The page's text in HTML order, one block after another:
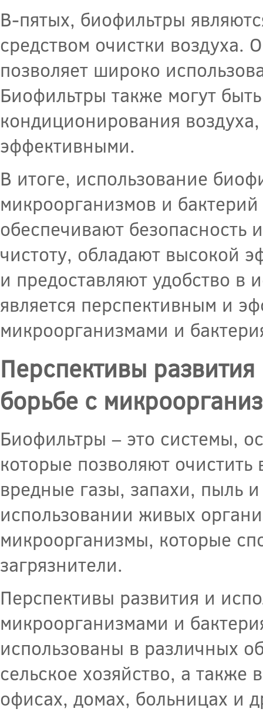
В-пятых, биофильтры
средством очистки воздуха.
позволяет широко
Биофильтры также могут
кондиционирования
эффективными.
В итоге, использование
микроорганизмов и
обеспечивают безопасность
чистоту, обладают высокой
и предоставляют удобство в
является перспективным и
микроорганизмами и
Перспективы
борьбе с
Биофильтры – это системы,
которые позволяют
вредные газы, запахи, пыль
использовании живых
микроорганизмы, которые
загрязнители.
Перспективы развития и
микроорганизмами и
использованы в различных
сельское хозяйство, а также
офисах, домах, больницах и